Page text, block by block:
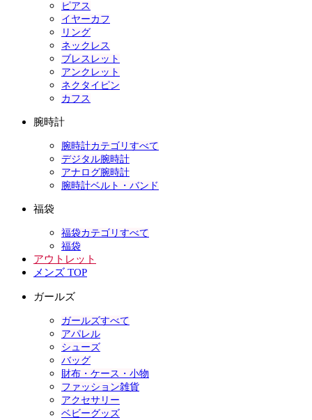
ピアス
イヤーカフ
リング
ネックレス
ブレスレット
アンクレット
ネクタイピン
カフス
腕時計
腕時計カテゴリすべて
デジタル腕時計
アナログ腕時計
腕時計ベルト・バンド
福袋
福袋カテゴリすべて
福袋
アウトレット
メンズ TOP
ガールズ
ガールズすべて
アパレル
シューズ
バッグ
財布・ケース・小物
ファッション雑貨
アクセサリー
ベビーグッズ